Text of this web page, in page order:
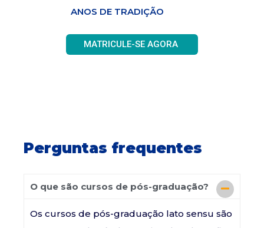
ANOS DE TRADIÇÃO
MATRICULE-SE AGORA
Perguntas frequentes
O que são cursos de pós-graduação?
Os cursos de pós-graduação lato sensu são